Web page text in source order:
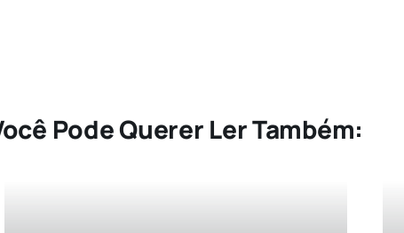
Pode Querer Ler Também: